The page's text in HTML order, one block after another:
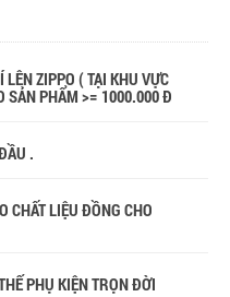
ZIPPO ( TẠI KHU VỰC
SẢN PHẨM >= 1000.000 Đ
.
CHẤT LIỆU ĐỒNG CHO
PHỤ KIỆN TRỌN ĐỜI